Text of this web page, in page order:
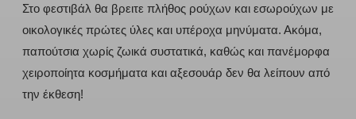
Στο φεστιβάλ θα βρειτε πλήθος ρούχων και εσωρούχων με
οικολογικές πρώτες ύλες και υπέροχα μηνύματα. Ακόμα,
παπούτσια χωρίς ζωικά συστατικά, καθώς και πανέμορφα
χειροποίητα κοσμήματα και αξεσουάρ δεν θα λείπουν από
την έκθεση!